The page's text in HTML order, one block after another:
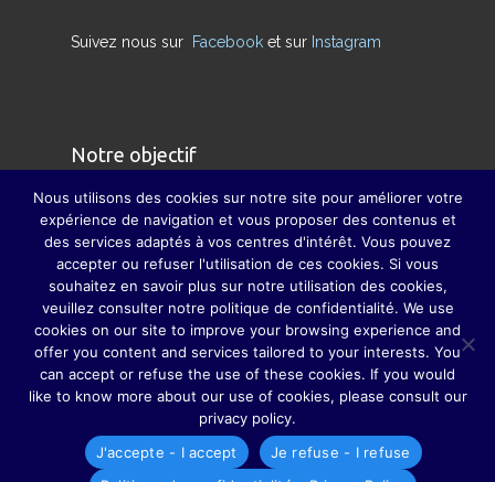
Suivez nous sur Facebook et sur Instagram
Notre objectif
Nous avons pour but de redonner son sens
véritable à la famille et à pallier, dans la mesure
du possible, la disparition des grandes fêtes de
famille, grâce auxquelles parents, grands-
parents, sœurs, frères, oncles, tantes, cousins et
cousines ne se perdaient guère de vue.
Nous utilisons des cookies sur notre site pour améliorer votre
expérience de navigation et vous proposer des contenus et
des services adaptés à vos centres d'intérêt. Vous pouvez
accepter ou refuser l'utilisation de ces cookies. Si vous
souhaitez en savoir plus sur notre utilisation des cookies,
veuillez consulter notre politique de confidentialité. We use
cookies on our site to improve your browsing experience and
offer you content and services tailored to your interests. You
can accept or refuse the use of these cookies. If you would
like to know more about our use of cookies, please consult our
privacy policy.
J'accepte - I accept
Je refuse - I refuse